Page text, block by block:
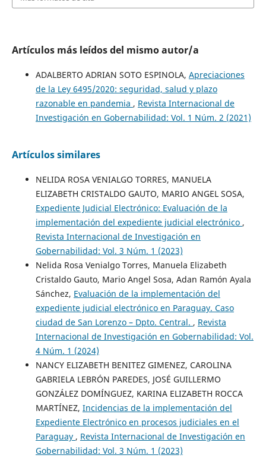
Artículos más leídos del mismo autor/a
ADALBERTO ADRIAN SOTO ESPINOLA, Apreciaciones
de la Ley 6495/2020: seguridad, salud y plazo
razonable en pandemia , Revista Internacional de
Investigación en Gobernabilidad: Vol. 1 Núm. 2 (2021)
Artículos similares
NELIDA ROSA VENIALGO TORRES, MANUELA
ELIZABETH CRISTALDO GAUTO, MARIO ANGEL SOSA,
Expediente Judicial Electrónico: Evaluación de la
implementación del expediente judicial electrónico ,
Revista Internacional de Investigación en
Gobernabilidad: Vol. 3 Núm. 1 (2023)
Nelida Rosa Venialgo Torres, Manuela Elizabeth
Cristaldo Gauto, Mario Angel Sosa, Adan Ramón Ayala
Sánchez, Evaluación de la implementación del
expediente judicial electrónico en Paraguay. Caso
ciudad de San Lorenzo – Dpto. Central. , Revista
Internacional de Investigación en Gobernabilidad: Vol.
4 Núm. 1 (2024)
NANCY ELIZABETH BENITEZ GIMENEZ, CAROLINA
GABRIELA LEBRÓN PAREDES, JOSÉ GUILLERMO
GONZÁLEZ DOMÍNGUEZ, KARINA ELIZABETH ROCCA
MARTÍNEZ, Incidencias de la implementación del
Expediente Electrónico en procesos judiciales en el
Paraguay , Revista Internacional de Investigación en
Gobernabilidad: Vol. 3 Núm. 1 (2023)